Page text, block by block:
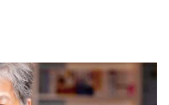
，這一點也是我們做老師